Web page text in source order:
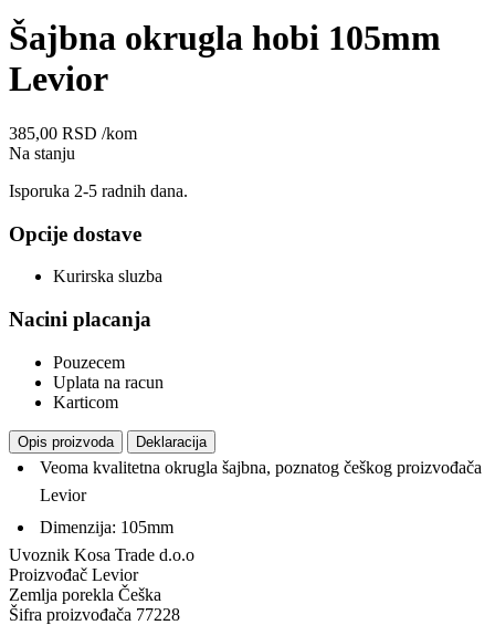
Šajbna okrugla hobi 105mm
Levior
385,00 RSD /kom
Na stanju
Isporuka 2-5 radnih dana.
Opcije dostave
Kurirska sluzba
Nacini placanja
Pouzecem
Uplata na racun
Karticom
Opis proizvoda Deklaracija
Veoma kvalitetna okrugla šajbna, poznatog češkog proizvođača
Levior
Dimenzija: 105mm
Uvoznik Kosa Trade d.o.o
Proizvođač Levior
Zemlja porekla Češka
Šifra proizvođača 77228